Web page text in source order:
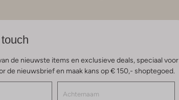
de nieuwste items en exclusieve deals, speciaal voor
de nieuwsbrief en maak kans op € 150,- shoptegoed.